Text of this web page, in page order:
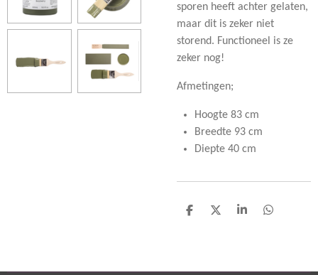
sporen heeft achter gelaten,
maar dit is zeker niet
storend. Functioneel is ze
zeker nog!
Afmetingen;
Hoogte 83 cm
Breedte 93 cm
Diepte 40 cm
D
D
S
D